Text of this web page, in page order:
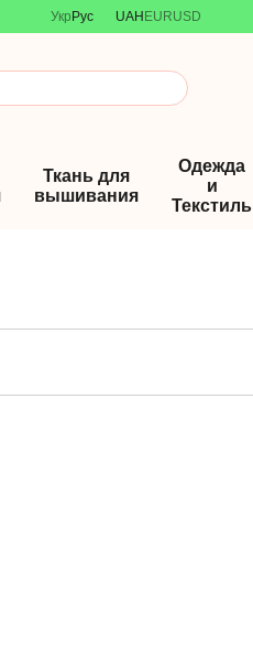
Укр Рус UAH EURUSD
Ткань для
вышивания
Одежда
и
Текстиль